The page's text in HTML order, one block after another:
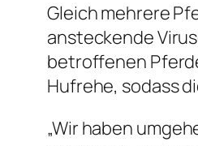
Gleich mehrere
ansteckende
betroffenen
Hufrehe, sodass
„Wir haben